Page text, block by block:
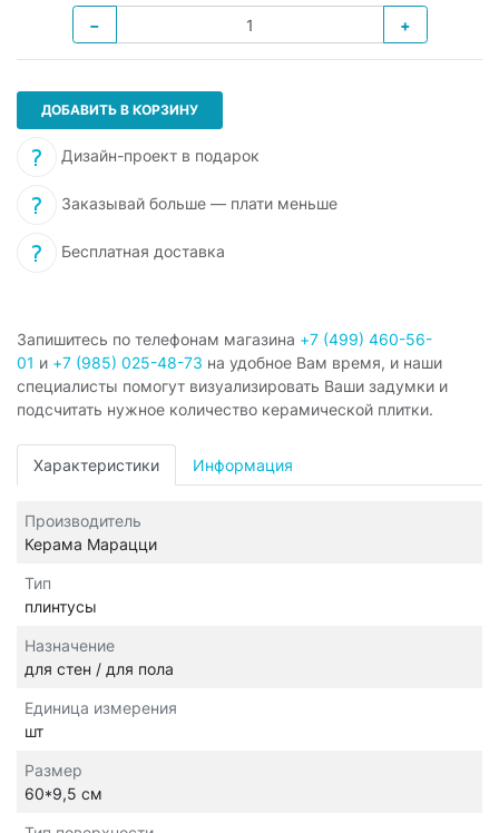
−
+
ДОБАВИТЬ В КОРЗИНУ
Дизайн-проект в подарок
Заказывай больше — плати меньше
Бесплатная доставка
Запишитесь по телефонам магазина +7 (499) 460-56-
01 и +7 (985) 025-48-73 на удобное Вам время, и наши
специалисты помогут визуализировать Ваши задумки и
подсчитать нужное количество керамической плитки.
Характеристики Информация
Производитель
Керама Марацци
Тип
плинтусы
Назначение
для стен / для пола
Единица измерения
шт
Размер
60*9,5 см